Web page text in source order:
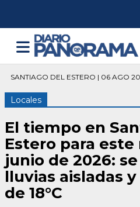
SANTIAGO DEL ESTERO | 06 AGO
Locales
El tiempo en
Estero para
junio de 2026:
lluvias aisladas
de 18°C